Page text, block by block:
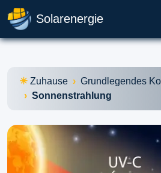
Solarenergie
Zuhause
Grundlegendes
Sonnenstrahlung